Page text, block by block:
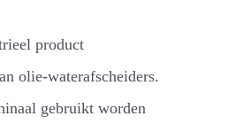
product
olie-waterafscheiders.
gebruikt worden